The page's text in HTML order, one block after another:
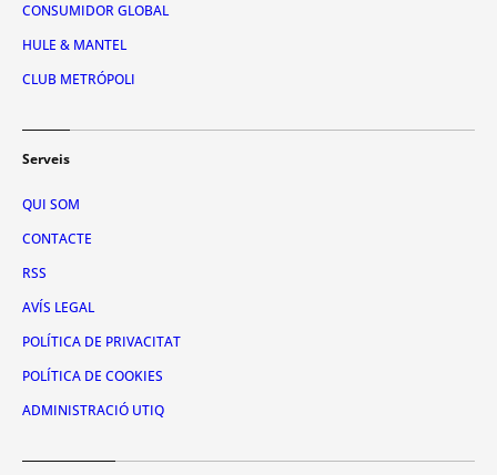
CONSUMIDOR GLOBAL
HULE & MANTEL
CLUB METRÓPOLI
Serveis
QUI SOM
CONTACTE
RSS
AVÍS LEGAL
POLÍTICA DE PRIVACITAT
POLÍTICA DE COOKIES
ADMINISTRACIÓ UTIQ